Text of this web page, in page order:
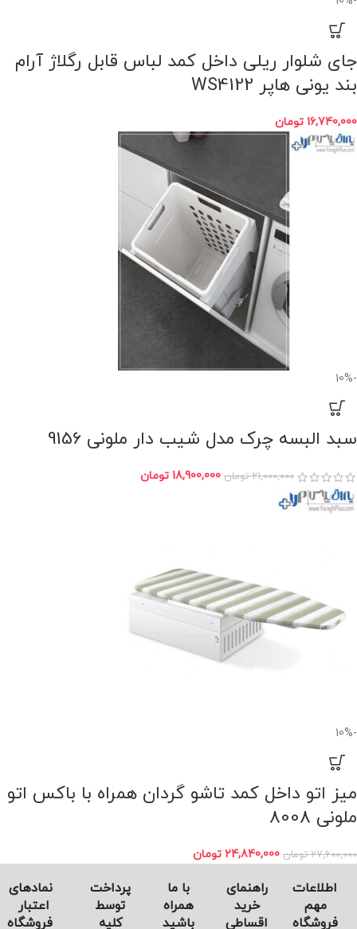
جای شلوار ریلی داخل کمد لباس قابل رگلاژ آرام
بند یونی هاپر WS4122
16,740,000 تومان
-10%
سبد البسه چرک مدل شیب دار ملونی 9156
21,000,000 تومان 18,900,000 تومان
-10%
میز اتو داخل کمد تاشو گردان همراه با باکس اتو
ملونی 8008
27,600,000 تومان 24,840,000 تومان
اطلاعات
مهم
فروشگاه
راهنمای
خرید
اقساطی
با ما
همراه
باشید
پرداخت
توسط
کلیه
نماد‌های
اعتبار
فروشگاه